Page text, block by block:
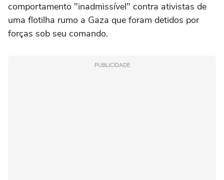
comportamento "inadmissível" contra ativistas de
uma flotilha rumo a Gaza que foram detidos por
forças sob seu comando.
PUBLICIDADE